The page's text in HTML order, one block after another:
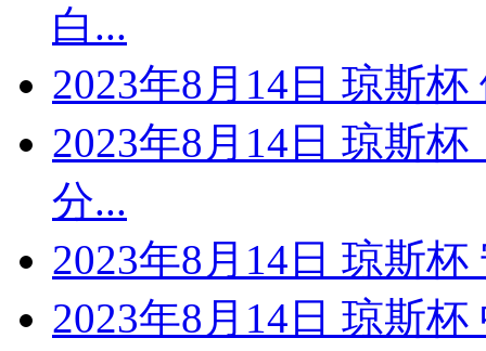
白...
2023年8月14日 琼斯
2023年8月14日 琼斯
分...
2023年8月14日 琼斯
2023年8月14日 琼斯